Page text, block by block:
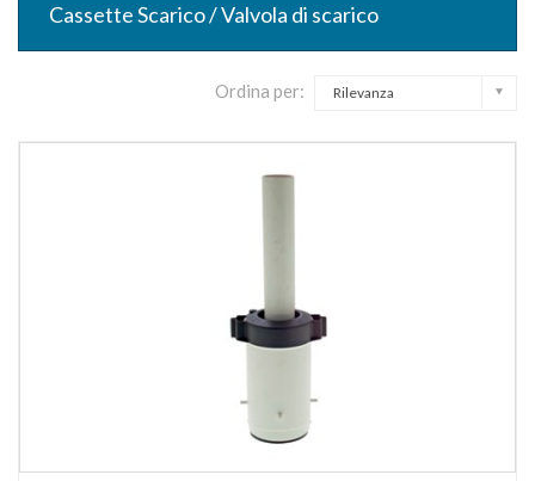
Cassette Scarico / Valvola di scarico
Ordina per: Rilevanza